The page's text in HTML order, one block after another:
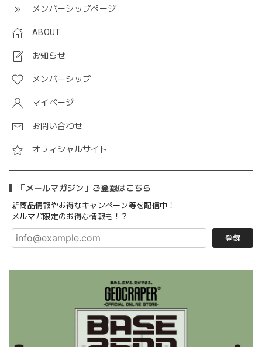
メンバーシップページ
ABOUT
お知らせ
メンバーシップ
マイページ
お問い合わせ
オフィシャルサイト
「メールマガジン」ご登録はこちら
新商品情報やお得なキャンペーン等を配信中！
メルマガ限定のお得な情報も！？
登録